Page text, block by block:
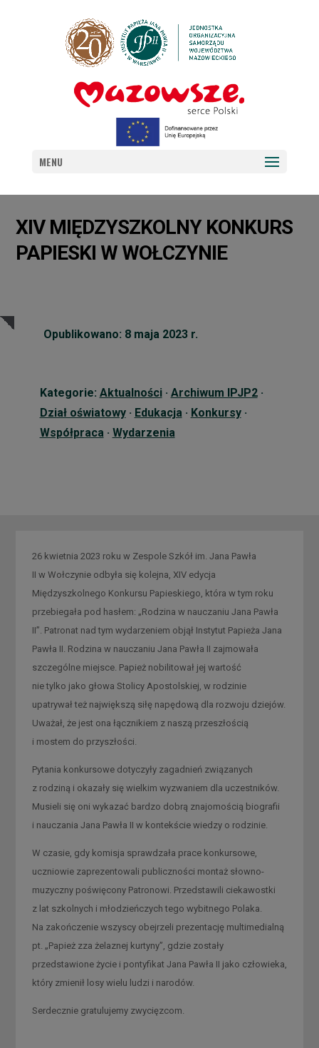
MENU
XIV MIĘDZYSZKOLNY KONKURS
PAPIESKI W WOŁCZYNIE
Opublikowano: 8 maja 2023 r.
Kategorie: Aktualności· Archiwum IPJP2·
Dział oświatowy· Edukacja · Konkursy·
Współpraca · Wydarzenia
26 kwietnia 2023 roku w Zespole Szkół im. Jana Pawła
II w Wołczynie odbyła się kolejna, XIV edycja
Międzyszkolnego Konkursu Papieskiego, która w tym roku
przebiegała pod hasłem: „Rodzina w nauczaniu Jana Pawła
II”. Patronat nad tym wydarzeniem objął Instytut Papieża Jana
Pawła II. Rodzina w nauczaniu Jana Pawła II zajmowała
szczególne miejsce. Papież nobilitował jej wartość
nie tylko jako głowa Stolicy Apostolskiej, w rodzinie
upatrywał też największą siłę napędową dla rozwoju dziejów.
Uważał, że jest ona łącznikiem z naszą przeszłością
i mostem do przyszłości.
Pytania konkursowe dotyczyły zagadnień związanych
z rodziną i okazały się wielkim wyzwaniem dla uczestników.
Musieli się oni wykazać bardzo dobrą znajomością biografii
i nauczania Jana Pawła II w kontekście wiedzy o rodzinie.
W czasie, gdy komisja sprawdzała prace konkursowe,
uczniowie zaprezentowali publiczności montaż słowno-
muzyczny poświęcony Patronowi. Przedstawili ciekawostki
z lat szkolnych i młodzieńczych tego wybitnego Polaka.
Na zakończenie wszyscy obejrzeli prezentację multimedialną
pt. „Papież zza żelaznej kurtyny”, gdzie zostały
przedstawione życie i pontyfikat Jana Pawła II jako człowieka,
który zmienił losy wielu ludzi i narodów.
Serdecznie gratulujemy zwycięzcom.